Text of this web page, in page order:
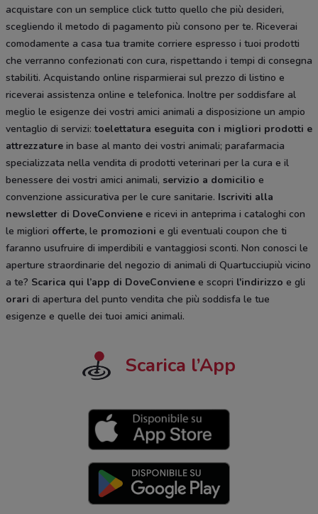
acquistare con un semplice click tutto quello che più desideri,
scegliendo il metodo di pagamento più consono per te. Riceverai
comodamente a casa tua tramite corriere espresso i tuoi prodotti
che verranno confezionati con cura, rispettando i tempi di consegna
stabiliti. Acquistando online risparmierai sul prezzo di listino e
riceverai assistenza online e telefonica. Inoltre per soddisfare al
meglio le esigenze dei vostri amici animali a disposizione un ampio
ventaglio di servizi:toelettatura eseguita con i migliori prodotti e
attrezzature in base al manto dei vostri animali; parafarmacia
specializzata nella vendita di prodotti veterinari per la cura e il
benessere dei vostri amici animali, servizio a domicilio e
convenzione assicurativa per le cure sanitarie. Iscriviti alla
newsletter di DoveConviene e ricevi in anteprima i cataloghi con
le migliori offerte, le promozioni e gli eventuali coupon che ti
faranno usufruire di imperdibili e vantaggiosi sconti. Non conosci le
aperture straordinarie del negozio di animali di Quartucciupiù vicino
a te? Scarica qui l’app di DoveConviene e scopri l'indirizzo e gli
orari di apertura del punto vendita che più soddisfa le tue
esigenze e quelle dei tuoi amici animali.
Scarica l’App